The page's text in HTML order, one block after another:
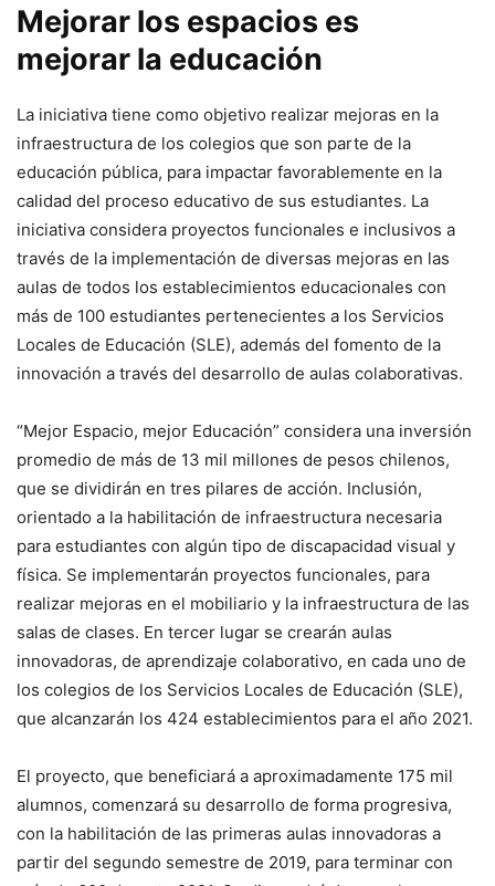
Mejorar los espacios es
mejorar la educación
La iniciativa tiene como objetivo realizar mejoras en la
infraestructura de los colegios que son parte de la
educación pública, para impactar favorablemente en la
calidad del proceso educativo de sus estudiantes. La
iniciativa considera proyectos funcionales e inclusivos a
través de la implementación de diversas mejoras en las
aulas de todos los establecimientos educacionales con
más de 100 estudiantes pertenecientes a los Servicios
Locales de Educación (SLE), además del fomento de la
innovación a través del desarrollo de aulas colaborativas.
“Mejor Espacio, mejor Educación” considera una inversión
promedio de más de 13 mil millones de pesos chilenos,
que se dividirán en tres pilares de acción. Inclusión,
orientado a la habilitación de infraestructura necesaria
para estudiantes con algún tipo de discapacidad visual y
física. Se implementarán proyectos funcionales, para
realizar mejoras en el mobiliario y la infraestructura de las
salas de clases. En tercer lugar se crearán aulas
innovadoras, de aprendizaje colaborativo, en cada uno de
los colegios de los Servicios Locales de Educación (SLE),
que alcanzarán los 424 establecimientos para el año 2021.
El proyecto, que beneficiará a aproximadamente 175 mil
alumnos, comenzará su desarrollo de forma progresiva,
con la habilitación de las primeras aulas innovadoras a
partir del segundo semestre de 2019, para terminar con